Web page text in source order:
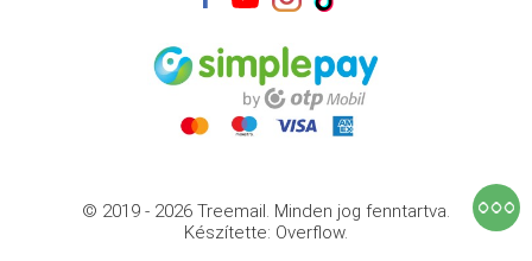
© 2019 - 2026 Treemail. Minden jog fenntartva.
Készítette: Overflow.